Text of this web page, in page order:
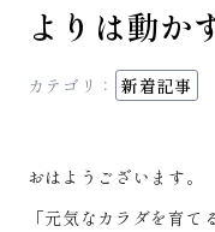
よりは動か
カテゴリ： 新着記事
おはようございます。
「元気なカラダを育て